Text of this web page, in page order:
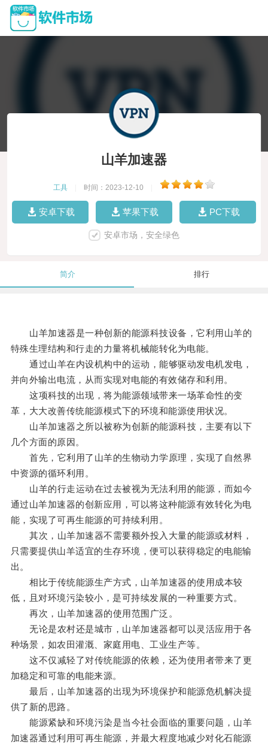
山羊加速器
工具 时间：2023-12-10
安卓下载 苹果下载 PC下载
安卓市场，安全绿色
简介 排行
山羊加速器是一种创新的能源科技设备，它利用山羊的
特殊生理结构和行走的力量将机械能转化为电能。
通过山羊在内设机构中的运动，能够驱动发电机发电，
并向外输出电流，从而实现对电能的有效储存和利用。
这项科技的出现，将为能源领域带来一场革命性的变
革，大大改善传统能源模式下的环境和能源使用状况。
山羊加速器之所以被称为创新的能源科技，主要有以下
几个方面的原因。
首先，它利用了山羊的生物动力学原理，实现了自然界
中资源的循环利用。
山羊的行走运动在过去被视为无法利用的能源，而如今
通过山羊加速器的创新应用，可以将这种能源有效转化为电
能，实现了可再生能源的可持续利用。
其次，山羊加速器不需要额外投入大量的能源或材料，
只需要提供山羊适宜的生存环境，便可以获得稳定的电能输
出。
相比于传统能源生产方式，山羊加速器的使用成本较
低，且对环境污染较小，是可持续发展的一种重要方式。
再次，山羊加速器的使用范围广泛。
无论是农村还是城市，山羊加速器都可以灵活应用于各
种场景，如农田灌溉、家庭用电、工业生产等。
这不仅减轻了对传统能源的依赖，还为使用者带来了更
加稳定和可靠的电能来源。
最后，山羊加速器的出现为环境保护和能源危机解决提
供了新的思路。
能源紧缺和环境污染是当今社会面临的重要问题，山羊
加速器通过利用可再生能源，并最大程度地减少对化石能源